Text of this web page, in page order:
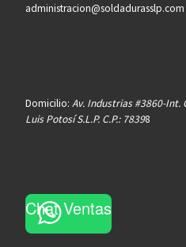
administracion@soldadurasslp.com
Domicilio: Av. Industrias #3860-Int.
Luis Potosí S.L.P. C.P.: 78398
Chat Ventas